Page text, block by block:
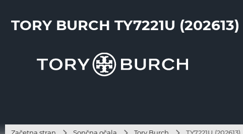
TORY BURCH TY7221U (202613)